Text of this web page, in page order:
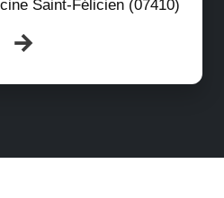
Saint-Félicien (07410)